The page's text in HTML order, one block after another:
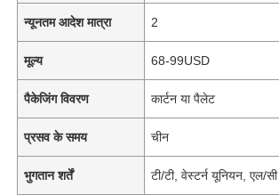
न्यूनतम आदेश मात्रा 2
मूल्य 68-99USD
पैकेजिंग विवरण कार्टन या पैलेट
प्रसव के समय चीन
भुगतान शर्तें टी/टी, वेस्टर्न यूनियन, एल/सी